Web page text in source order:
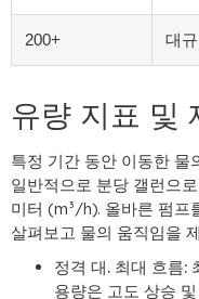
200+ 대
유량 지표 및
특정 기간 동안 이동한 물
일반적으로 분당 갤런으
미터 (m³/h). 올바른 펌프
살펴보고 물의 움직임을
정격 대. 최대 흐름:
용량은 고도 상승